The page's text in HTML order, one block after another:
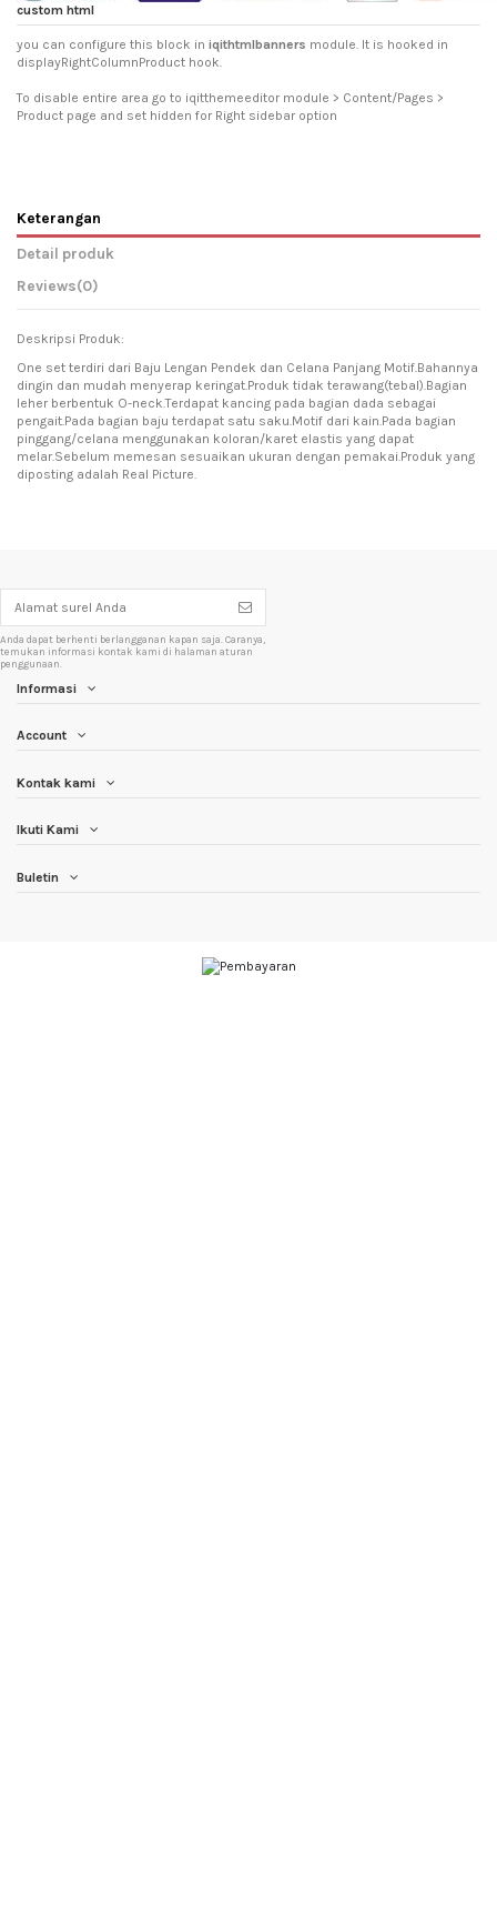
custom html
you can configure this block in iqithtmlbanners module. It is hooked in
displayRightColumnProduct hook.
To disable entire area go to iqitthemeeditor module > Content/Pages >
Product page and set hidden for Right sidebar option
Keterangan
Detail produk
Reviews(0)
Deskripsi Produk:
One set terdiri dari Baju Lengan Pendek dan Celana Panjang Motif.Bahannya
dingin dan mudah menyerap keringat.Produk tidak terawang(tebal).Bagian
leher berbentuk O-neck.Terdapat kancing pada bagian dada sebagai
pengait.Pada bagian baju terdapat satu saku.Motif dari kain.Pada bagian
pinggang/celana menggunakan koloran/karet elastis yang dapat
melar.Sebelum memesan sesuaikan ukuran dengan pemakai.Produk yang
diposting adalah Real Picture.
Anda dapat berhenti berlangganan kapan saja. Caranya,
temukan informasi kontak kami di halaman aturan
penggunaan.
Informasi
Account
Kontak kami
Ikuti Kami
Buletin